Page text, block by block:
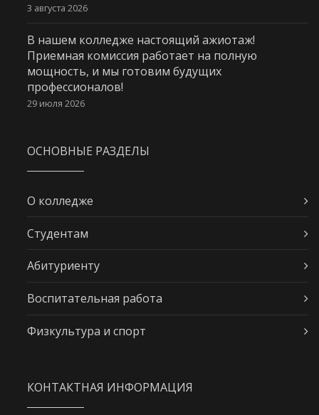
3 августа 2026
В нашем колледже настоящий ажиотаж!
Приемная комиссия работает на полную
мощность, и мы готовим будущих
профессионалов!
29 июля 2026
ОСНОВНЫЕ РАЗДЕЛЫ
О колледже
Студентам
Абитуриенту
Воспитательная работа
Физкультура и спорт
КОНТАКТНАЯ ИНФОРМАЦИЯ